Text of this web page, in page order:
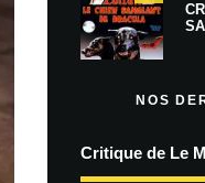
NOS
Critique de Le